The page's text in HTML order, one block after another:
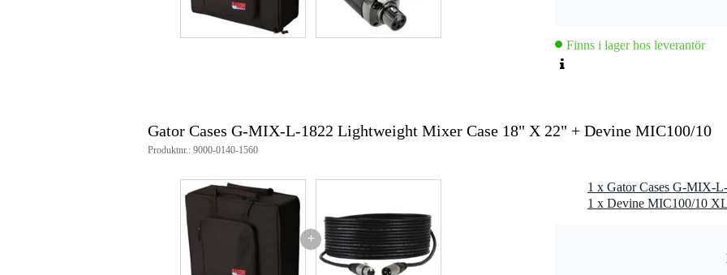
Finns i lager hos leverantör
Gator Cases G-MIX-L-1822 Lightweight Mixer Case 18" X 22" + Devine MIC100/10
Produktnr.: 9000-0140-1560
+